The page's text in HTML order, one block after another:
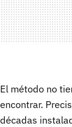
El método no
encontrar.
décadas